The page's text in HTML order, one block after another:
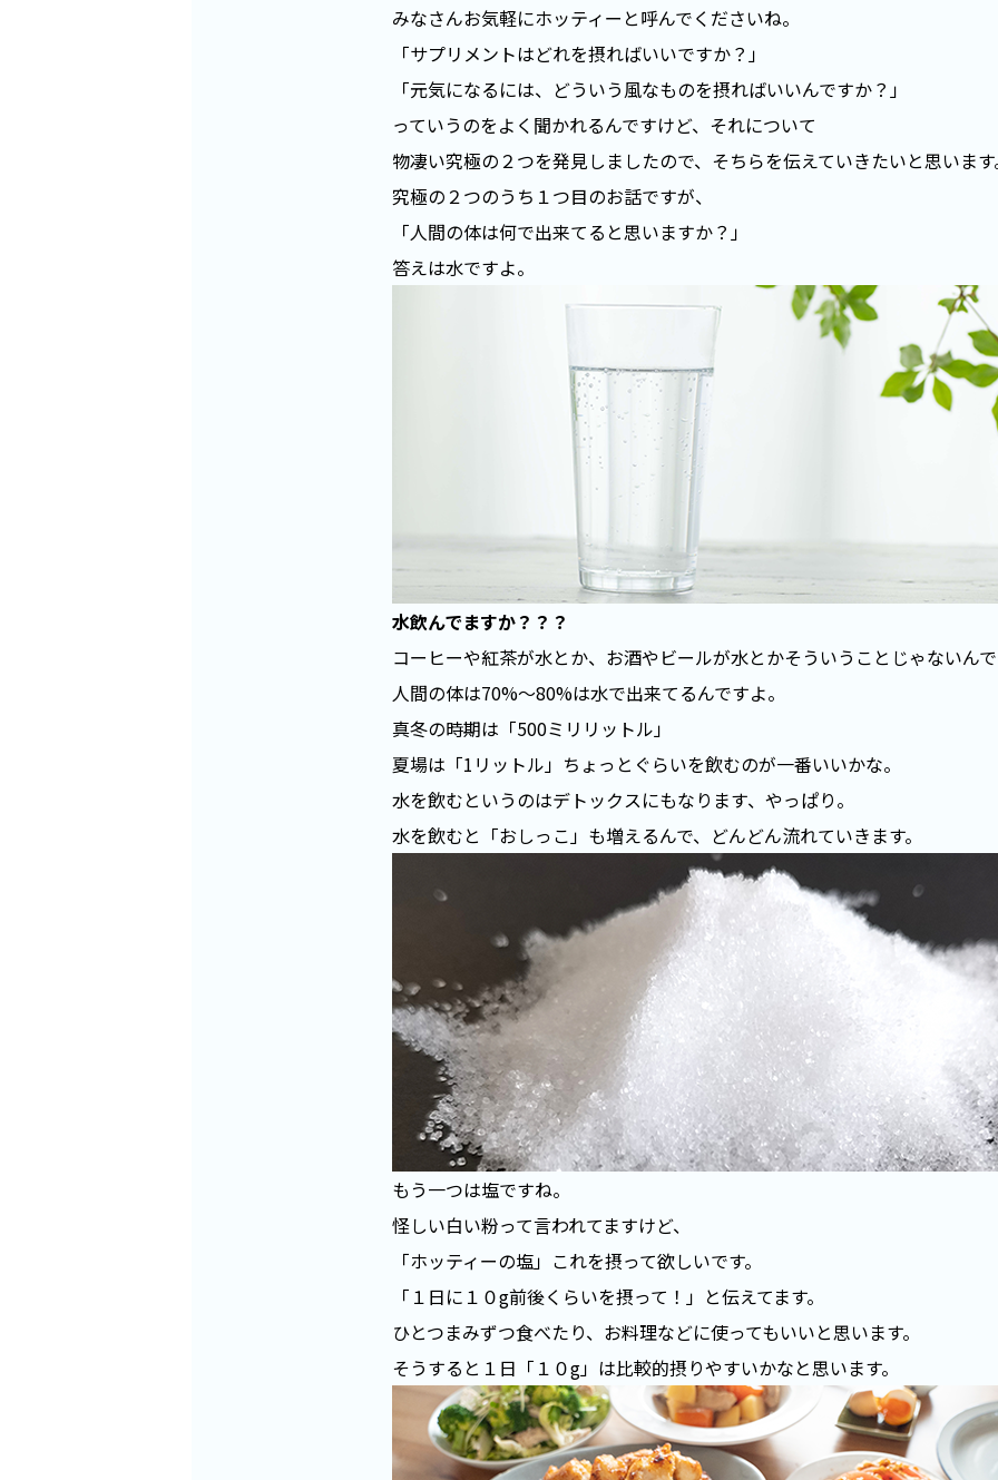
みなさんお気軽にホッティーと呼んでくださいね。
「サプリメントはどれを摂ればいいですか？」
「元気になるには、どういう風なものを摂ればいいんですか？」
っていうのをよく聞かれるんですけど、それについて
物凄い究極の２つを発見しましたので、そちらを伝えていきたいと思いま
究極の２つのうち１つ目のお話ですが、
「人間の体は何で出来てると思いますか？」
答えは水ですよ。
水飲んでますか？？？
コーヒーや紅茶が水とか、お酒やビールが水とかそういうことじゃないん
人間の体は70%～80%は水で出来てるんですよ。
真冬の時期は「500ミリリットル」
夏場は「1 リットル」ちょっとぐらいを飲むのが一番いいかな。
水を飲むというのはデトックスにもなります、やっぱり。
水を飲むと「おしっこ」も増えるんで、どんどん流れていきます。
もう一つは塩ですね。
怪しい白い粉って言われてますけど、
「ホッティーの塩」これを摂って欲しいです。
「１日に１０g前後くらいを摂って！」と伝えてます。
ひとつまみずつ食べたり、お料理などに使ってもいいと思います。
そうすると１日「１０g」は比較的摂りやすいかなと思います。